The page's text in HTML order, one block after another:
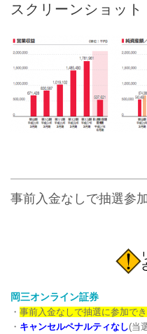
スクリーンショッ
事前入金なしで抽選参加
岡三オンライン証券
・ 事前入金なしで抽選に参加で
・ キャンセルペナルティなし(当